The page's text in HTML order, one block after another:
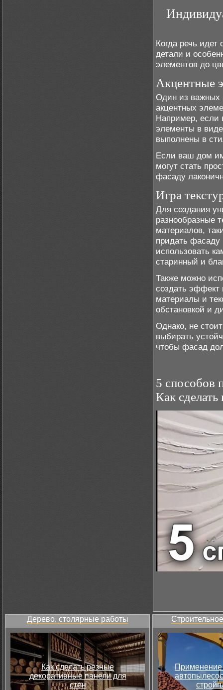
Когда речь
детали и
элементов до
Акцентные
Один из важных
акцентных
Например, если
элементы в
выполнены в
Если ваш дом
могут стать
фасаду
Игра
Для создания
разнообразные
материалов,
придать
использовать
старинный и
Также можно
создать эффект
материалы и
обстановкой и
Однако, не
выбирать
чтобы фасад
5 способов
Как
Дерево, столярные работы
Как сделать резные
декоративные панели для
стен
Применение